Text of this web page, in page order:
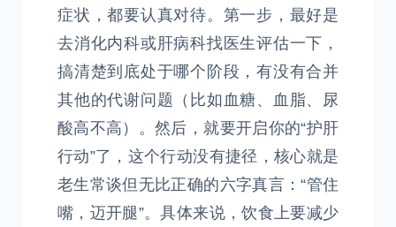
症状，都要认真对待。第一步，最好是
去消化内科或肝病科找医生评估一下，
搞清楚到底处于哪个阶段，有没有合并
其他的代谢问题（比如血糖、血脂、尿
酸高不高）。然后，就要开启你的“护肝
行动”了，这个行动没有捷径，核心就是
老生常谈但无比正确的六字真言：“管住
嘴，迈开腿”。具体来说，饮食上要减少